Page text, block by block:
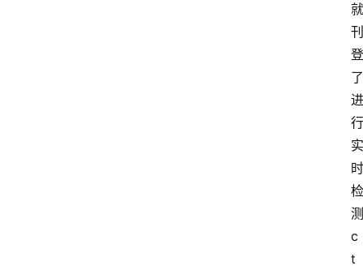
就
刊
登
了
进
行
实
时
检
测
c
t